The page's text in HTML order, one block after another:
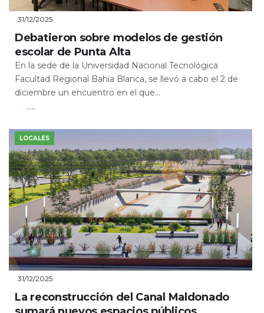
31/12/2025
Debatieron sobre modelos de gestión
escolar de Punta Alta
En la sede de la Universidad Nacional Tecnológica
Facultad Regional Bahía Blanca, se llevó a cabo el 2 de
diciembre un encuentro en el que...
Leer Más
LOCALES
31/12/2025
La reconstrucción del Canal Maldonado